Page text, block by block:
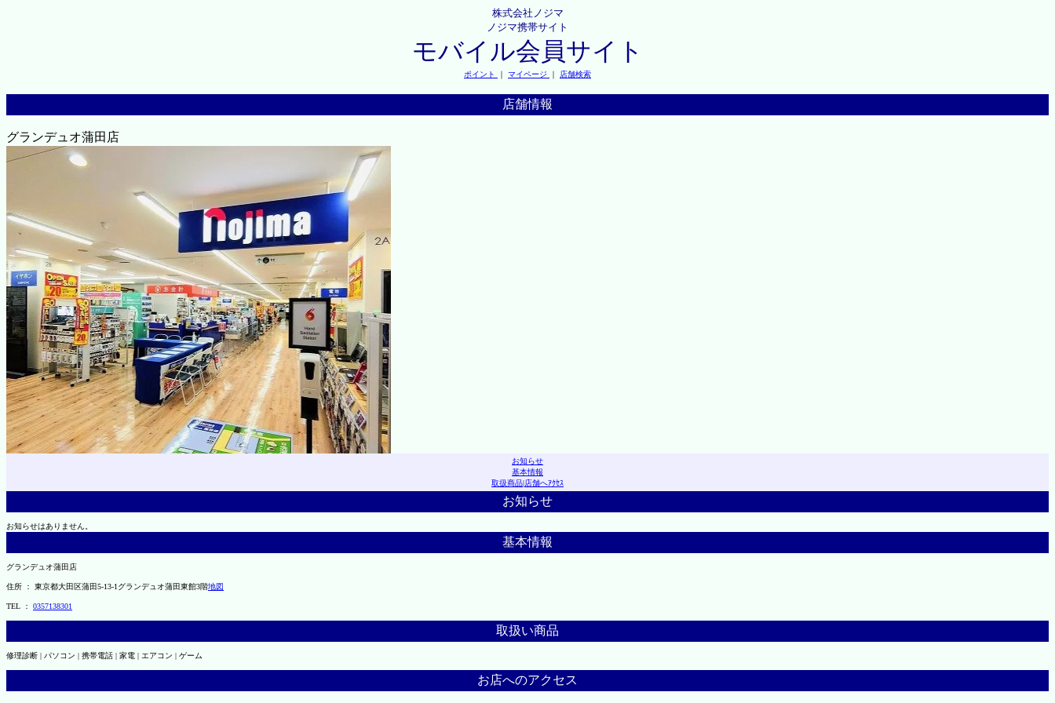
株式会社ノジマ
ノジマ携帯サイト
モバイル会員サイト
ポイント ｜ マイページ ｜ 店舗検索
店舗情報
グランデュオ蒲田店
お知らせ
基本情報
取扱商品|店舗へｱｸｾｽ
お知らせ
お知らせはありません。
基本情報
グランデュオ蒲田店
住所 ： 東京都大田区蒲田5-13-1グランデュオ蒲田東館3階地図
TEL ： 0357138301
取扱い商品
修理診断 | パソコン | 携帯電話 | 家電 | エアコン | ゲーム
お店へのアクセス